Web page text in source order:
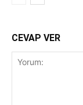
CEVAP VER